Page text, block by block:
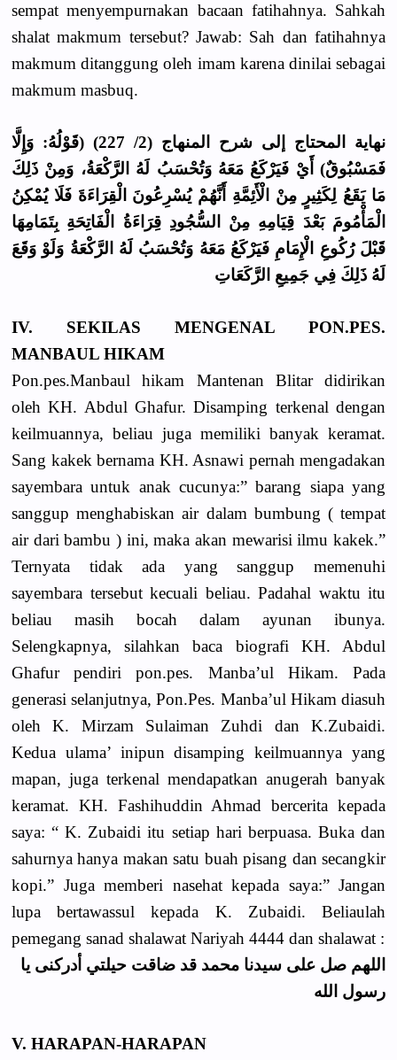
sempat menyempurnakan bacaan fatihahnya. Sahkah
shalat makmum tersebut? Jawab: Sah dan fatihahnya
makmum ditanggung oleh imam karena dinilai sebagai
makmum masbuq.
نهاية المحتاج إلى شرح المنهاج (2/ 227) (قَوْلُهُ: وَإِلَّا
فَمَسْبُوقٌ) أَيْ فَيَرْكَعُ مَعَهُ وَتُحْسَبُ لَهُ الرَّكْعَةُ، وَمِنْ ذَلِكَ
مَا يَقَعُ لِكَثِيرٍ مِنْ الْأَئِمَّةِ أَنَّهُمْ يُسْرِعُونَ الْقِرَاءَةَ فَلَا يُمْكِنُ
الْمَأْمُومَ بَعْدَ قِيَامِهِ مِنْ السُّجُودِ قِرَاءَةُ الْفَاتِحَةِ بِتَمَامِهَا
قَبْلَ رُكُوعِ الْإِمَامِ فَيَرْكَعُ مَعَهُ وَتُحْسَبُ لَهُ الرَّكْعَةُ وَلَوْ وَقَعَ
لَهُ ذَلِكَ فِي جَمِيعِ الرَّكَعَاتِ
IV. SEKILAS MENGENAL PON.PES.
MANBAUL HIKAM
Pon.pes.Manbaul hikam Mantenan Blitar didirikan
oleh KH. Abdul Ghafur. Disamping terkenal dengan
keilmuannya, beliau juga memiliki banyak keramat.
Sang kakek bernama KH. Asnawi pernah mengadakan
sayembara untuk anak cucunya:” barang siapa yang
sanggup menghabiskan air dalam bumbung ( tempat
air dari bambu ) ini, maka akan mewarisi ilmu kakek.”
Ternyata tidak ada yang sanggup memenuhi
sayembara tersebut kecuali beliau. Padahal waktu itu
beliau masih bocah dalam ayunan ibunya.
Selengkapnya, silahkan baca biografi KH. Abdul
Ghafur pendiri pon.pes. Manba’ul Hikam. Pada
generasi selanjutnya, Pon.Pes. Manba’ul Hikam diasuh
oleh K. Mirzam Sulaiman Zuhdi dan K.Zubaidi.
Kedua ulama’ inipun disamping keilmuannya yang
mapan, juga terkenal mendapatkan anugerah banyak
keramat. KH. Fashihuddin Ahmad bercerita kepada
saya: “ K. Zubaidi itu setiap hari berpuasa. Buka dan
sahurnya hanya makan satu buah pisang dan secangkir
kopi.” Juga memberi nasehat kepada saya:” Jangan
lupa bertawassul kepada K. Zubaidi. Beliaulah
pemegang sanad shalawat Nariyah 4444 dan shalawat :
اللهم صل على سيدنا محمد قد ضاقت حيلتي أدركنى يا
رسول الله
V. HARAPAN-HARAPAN